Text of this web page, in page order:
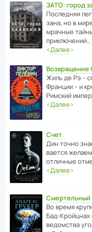
ЗАТО: город
После­дняя
зана, но в
мрачные
приключений…
‹Далее›
Жиль де Рэ –
Франции – и
Римский
‹Далее›
Счет
Дин точно
ва­ется
отли­чные
‹Далее›
Смертельный
Во время
ведомства